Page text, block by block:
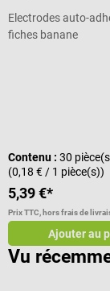
Electrodes auto-
fiches banane
Contenu : 30
(0,18 € / 1 pièce(s))
5,39 €*
Prix TTC, hors frais de
Ajouter au
Vu